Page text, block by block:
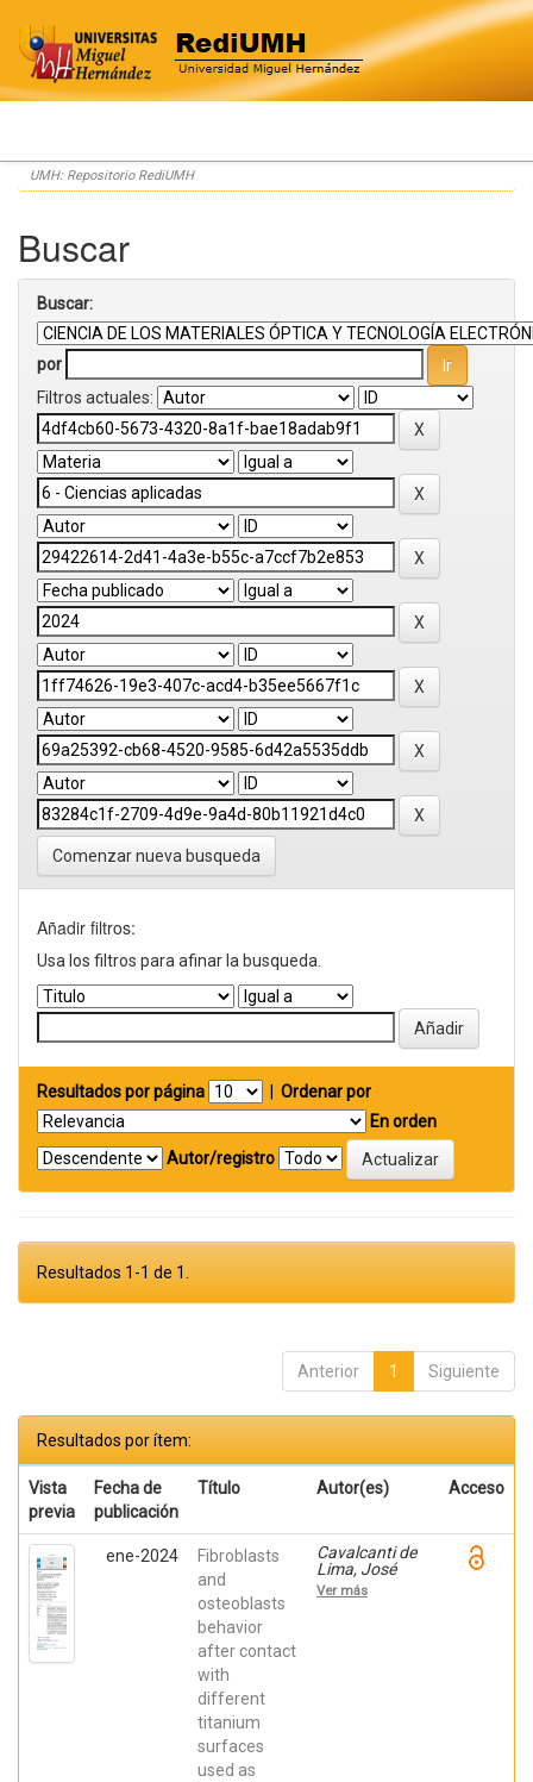
Skip
navigation
UMH: Repositorio RediUMH
Buscar
Buscar:
por
Filtros actuales:
Comenzar nueva busqueda
Añadir filtros:
Usa los filtros para afinar la busqueda.
Resultados por página
Ordenar por
En orden
Autor/registro
Resultados 1-1 de 1.
Anterior 1 Siguiente
Resultados por ítem:
Vista
previa
Fecha de
publicación
Título Autor(es) Acceso
ene-2024
Fibroblasts
and
osteoblasts
behavior
after contact
with
different
titanium
surfaces
used as
Cavalcanti de
Lima, José
Henrique;
Robbs ,
Ver más